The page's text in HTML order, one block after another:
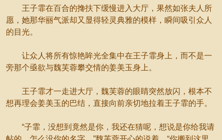
王子霏在百合的搀扶下缓慢进入大厅，果然如张夫人所
愿，她那华丽气派却又显得轻灵典雅的模样，瞬间吸引众人
的目光。
让众人将所有惊艳眸光全集中在王子霏身上，而不是一
旁那个亟欲与魏芙蓉攀交情的姜美玉身上。
王子霏才一走进大厅，魏芙蓉的眼睛突然放闪，根本不
想再理会姜美玉的巴结，直接向前亲切地拉着王子霏的手。
“子霏，没想到竟然是你，我还在猜呢，想说是你给我请